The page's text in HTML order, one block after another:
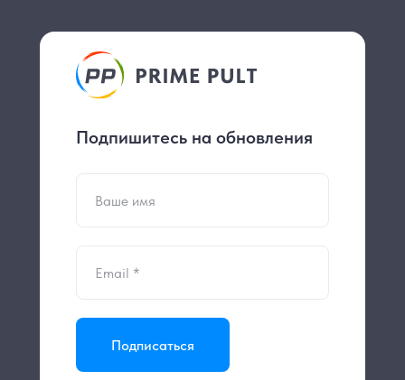
Подписаться
Подпишитесь на обновления